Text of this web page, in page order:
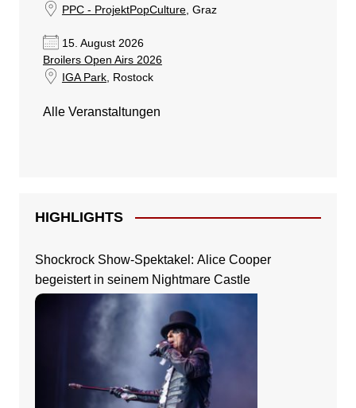
PPC - ProjektPopCulture, Graz
15. August 2026
Broilers Open Airs 2026
IGA Park, Rostock
Alle Veranstaltungen
HIGHLIGHTS
Shockrock Show-Spektakel: Alice Cooper
begeistert in seinem Nightmare Castle